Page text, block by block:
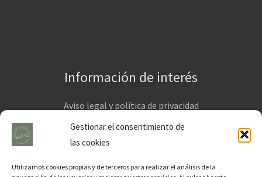
Gestionar el consentimiento de
las cookies
Utilizamos cookies propias y de terceros para realizar el análisis de la
Información de interés
Aviso legal y política de privacidad
Condiciones generales de venta